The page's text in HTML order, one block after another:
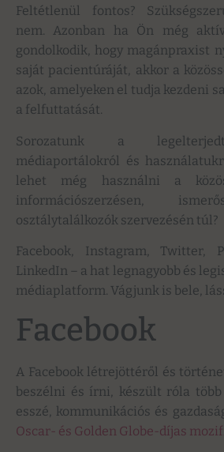
Feltétlenül fontos?
nem. Azonban ha Ön még
gondolkodik, hogy magánpraxist
saját pacientúráját, akkor a
azok, amelyeken el tudja kezdeni
a felfuttatását.
Sorozatunk a
médiaportálokról és
lehet még használni a
információszerzésen,
osztálytalálkozók szervezésén túl?
Facebook, Instagram, Twitter,
LinkedIn – a hat legnagyobb és
médiaplatform. Vágjunk is bele,
Facebook
A Facebook létrejöttéről és
beszélni és írni, készült róla
esszé, kommunikációs és
Oscar- és Golden Globe-díjas